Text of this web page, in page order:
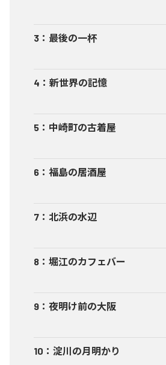
3 ： 最後の一杯
4 ： 新世界の記憶
5 ： 中崎町の古着屋
6 ： 福島の居酒屋
7 ： 北浜の水辺
8 ： 堀江のカフェバー
9 ： 夜明け前の大阪
10 ： 淀川の月明かり